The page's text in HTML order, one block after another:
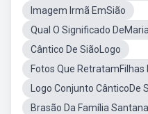
Imagem Irmã EmSião
Qual O Significado
Cântico De SiãoLogo
Fotos Que RetratamFilhas
Logo Conjunto CânticoDe
Brasão Da Família Santana